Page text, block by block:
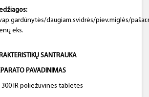
daugiam.svidrės/piev.miglės/
eks.
SANTRAUKA
PAVADINIMAS
300 IR poliežuvinės tabletės